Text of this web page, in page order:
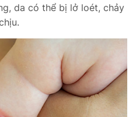
da có thể bị lở loét, chảy